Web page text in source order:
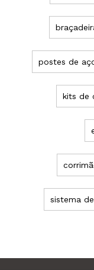
postes de
kits de
sistema